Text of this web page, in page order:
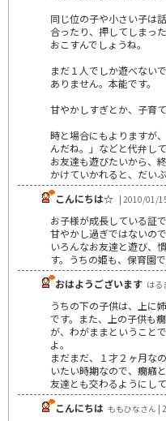
同じ位の子や小さい子は
合ったり、押してしまっ
おこすんでしょうね。
まだ１人でしか遊べない
ありません。本能です。
甘やかしすぎとか、子育
時と場合にもよりますが
んだね。」などと代弁し
お友達も遊びたいから、
かけていかれると、だい
こんにちは☆ | 2010/01/
お子様が成長している証
甘やかし過ぎではないの
いろんなお友達と遊び、
す。うちの姫も、保育園
おはようございます はる
うちの下の子供は、上に
です。また、上の子供も
が、わがままということ
よ。
まだまだ、１才２ヶ月な
いたい時期なので、癇癪
友達とも交わるようにし
こんにちは ももひなさん |